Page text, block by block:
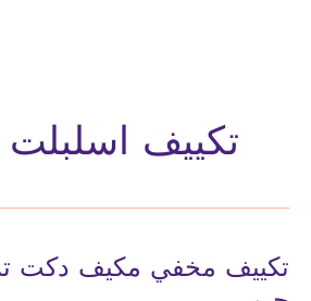
تكييف اسلبلت
تكييف مخفي مكيف دكت